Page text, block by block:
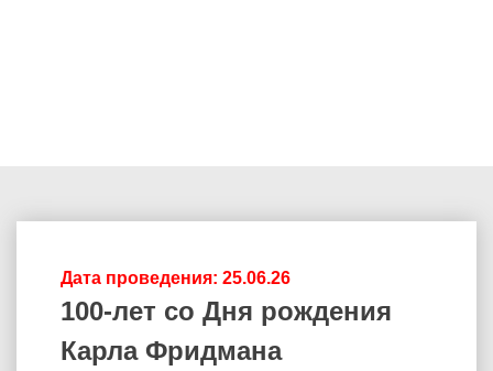
Дата проведения: 25.06.26
100-лет со Дня рождения
Карла Фридмана